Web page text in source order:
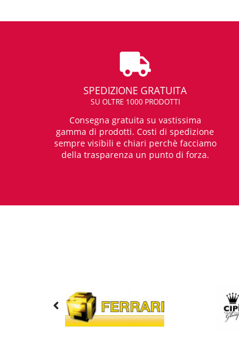
SPEDIZIONE GRATUITA
SU OLTRE 1000 PRODOTTI
Consegna gratuita su vastissima
gamma di prodotti. Costi di spedizione
sempre visibili e chiari perchè facciamo
della trasparenza un punto di forza.